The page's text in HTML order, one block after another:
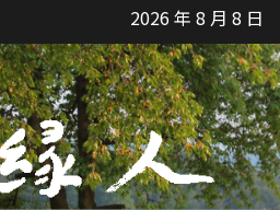
2026 年 8 月 8 日